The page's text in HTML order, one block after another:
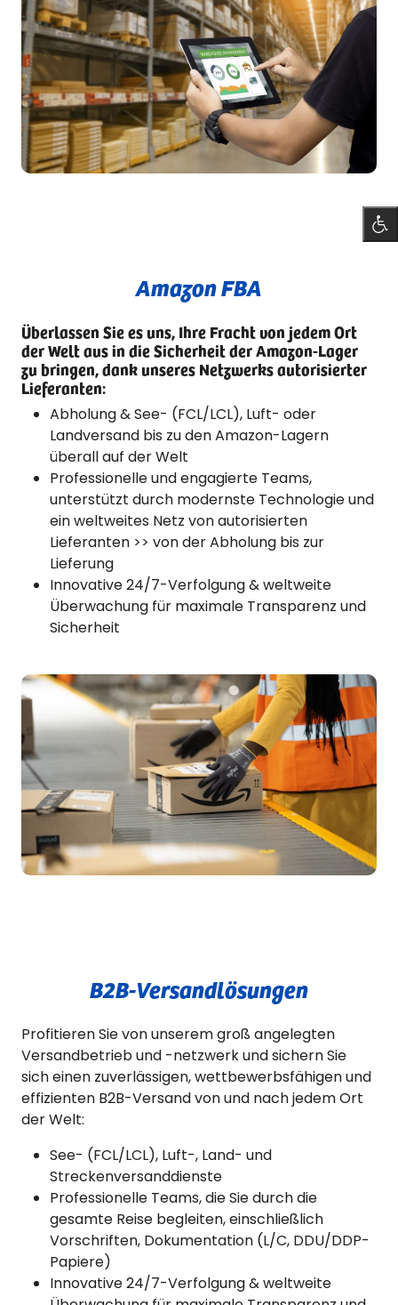
Amazon FBA
Überlassen Sie es uns, Ihre Fracht von jedem Ort
der Welt aus in die Sicherheit der Amazon-Lager
zu bringen, dank unseres Netzwerks autorisierter
Lieferanten:
Abholung & See- (FCL/LCL), Luft- oder
Landversand bis zu den Amazon-Lagern
überall auf der Welt
Professionelle und engagierte Teams,
unterstützt durch modernste Technologie und
ein weltweites Netz von autorisierten
Lieferanten >> von der Abholung bis zur
Lieferung
Innovative 24/7-Verfolgung & weltweite
Überwachung für maximale Transparenz und
Sicherheit
B2B-Versandlösungen
Profitieren Sie von unserem groß angelegten
Versandbetrieb und -netzwerk und sichern Sie
sich einen zuverlässigen, wettbewerbsfähigen und
effizienten B2B-Versand von und nach jedem Ort
der Welt:
See- (FCL/LCL), Luft-, Land- und
Streckenversanddienste
Professionelle Teams, die Sie durch die
gesamte Reise begleiten, einschließlich
Vorschriften, Dokumentation (L/C, DDU/DDP-
Papiere)
Innovative 24/7-Verfolgung & weltweite